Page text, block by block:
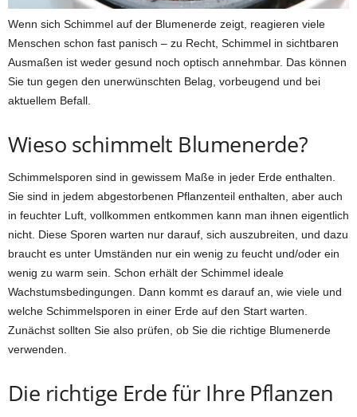
Wenn sich Schimmel auf der Blumenerde zeigt, reagieren viele
Menschen schon fast panisch – zu Recht, Schimmel in sichtbaren
Ausmaßen ist weder gesund noch optisch annehmbar. Das können
Sie tun gegen den unerwünschten Belag, vorbeugend und bei
aktuellem Befall.
Wieso schimmelt Blumenerde?
Schimmelsporen sind in gewissem Maße in jeder Erde enthalten.
Sie sind in jedem abgestorbenen Pflanzenteil enthalten, aber auch
in feuchter Luft, vollkommen entkommen kann man ihnen eigentlich
nicht. Diese Sporen warten nur darauf, sich auszubreiten, und dazu
braucht es unter Umständen nur ein wenig zu feucht und/oder ein
wenig zu warm sein. Schon erhält der Schimmel ideale
Wachstumsbedingungen. Dann kommt es darauf an, wie viele und
welche Schimmelsporen in einer Erde auf den Start warten.
Zunächst sollten Sie also prüfen, ob Sie die richtige Blumenerde
verwenden.
Die richtige Erde für Ihre Pflanzen